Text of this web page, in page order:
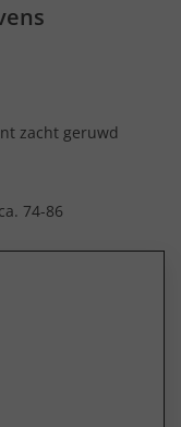
zacht geruwd
74-86